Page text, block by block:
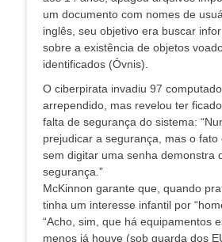
um documento com nomes de
inglês, seu objetivo era buscar
sobre a existência de objetos
identificados (Óvnis).
O ciberpirata invadiu 97
arrependido, mas revelou ter
falta de segurança do sistema:
prejudicar a segurança, mas o
sem digitar uma senha demonstra
segurança.”
McKinnon garante que, quando
tinha um interesse infantil por
“Acho, sim, que há equipamentos
menos já houve (sob guarda dos